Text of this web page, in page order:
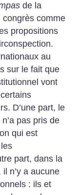
de la
congrès comme
propositions
au
sur le fait que
vont
D’une part, le
pas pris de
qui est
part, dans la
n’y a aucune
: ils et